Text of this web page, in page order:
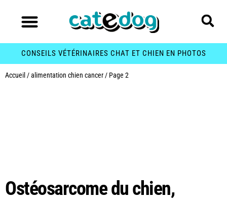
CONSEILS VÉTÉRINAIRES CHAT ET CHIEN EN PHOTOS
Accueil /alimentation chien cancer / Page 2
Ostéosarcome du chien,